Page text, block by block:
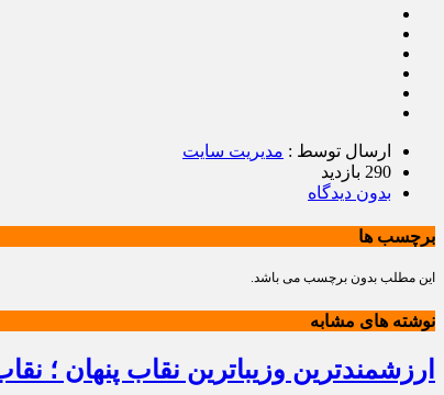
ارسال توسط : مدیریت سایت
290 بازدید
بدون دیدگاه
برچسب ها
این مطلب بدون برچسب می باشد.
نوشته های مشابه
ارزشمندترین وزیباترین نقاب پنهان ؛